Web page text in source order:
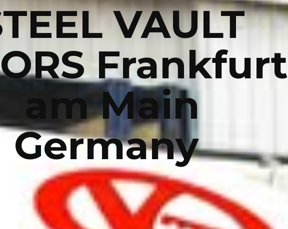
VAULT
Frankfurt
am Main
Germany